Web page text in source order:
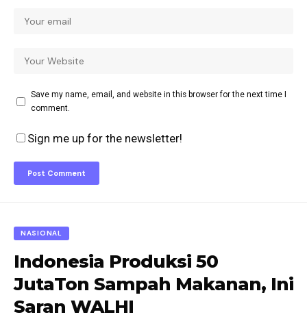
Save my name, email, and website in this browser for the next time I
comment.
Sign me up for the newsletter!
NASIONAL
Indonesia Produksi 50
JutaTon Sampah Makanan, Ini
Saran WALHI